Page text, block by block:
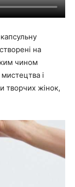
на
чином
і
творчих жінок,